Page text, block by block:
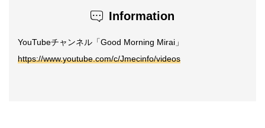
Information
YouTubeチャンネル「Good Morning Mirai」
https://www.youtube.com/c/Jmecinfo/videos